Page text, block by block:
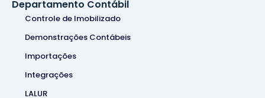
Departamento Contábil
Controle de Imobilizado
Demonstrações Contábeis
Importações
Integrações
LALUR